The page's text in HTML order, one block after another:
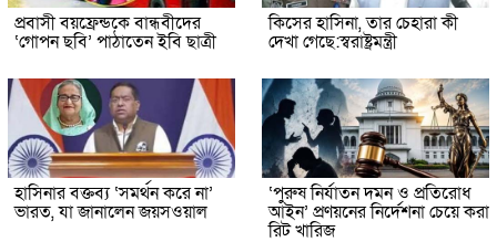
প্রবাসী বয়ফ্রেন্ডকে বান্ধবীদের
‘গোপন ছবি’ পাঠাতেন ইবি ছাত্রী
কিসের হাসিনা, তার চেহারা কী
দেখা গেছে:স্বরাষ্ট্রমন্ত্রী
হাসিনার বক্তব্য ‘সমর্থন করে না’
ভারত, যা জানালেন জয়সওয়াল
‘পুরুষ নির্যাতন দমন ও প্রতিরোধ
আইন’ প্রণয়নের নির্দেশনা চেয়ে করা
রিট খারিজ